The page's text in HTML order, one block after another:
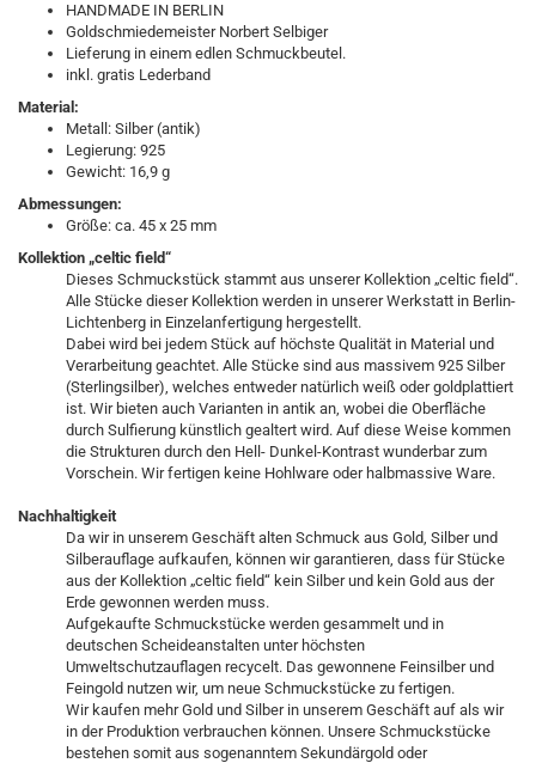
HANDMADE IN BERLIN
Goldschmiedemeister Norbert Selbiger
Lieferung in einem edlen Schmuckbeutel.
inkl. gratis Lederband
Material:
Metall: Silber (antik)
Legierung: 925
Gewicht: 16,9 g
Abmessungen:
Größe: ca. 45 x 25 mm
Kollektion „celtic field“
Dieses Schmuckstück stammt aus unserer Kollektion „celtic field“.
Alle Stücke dieser Kollektion werden in unserer Werkstatt in Berlin-
Lichtenberg in Einzelanfertigung hergestellt.
Dabei wird bei jedem Stück auf höchste Qualität in Material und
Verarbeitung geachtet. Alle Stücke sind aus massivem 925 Silber
(Sterlingsilber), welches entweder natürlich weiß oder goldplattiert
ist. Wir bieten auch Varianten in antik an, wobei die Oberfläche
durch Sulfierung künstlich gealtert wird. Auf diese Weise kommen
die Strukturen durch den Hell- Dunkel-Kontrast wunderbar zum
Vorschein. Wir fertigen keine Hohlware oder halbmassive Ware.
Nachhaltigkeit
Da wir in unserem Geschäft alten Schmuck aus Gold, Silber und
Silberauflage aufkaufen, können wir garantieren, dass für Stücke
aus der Kollektion „celtic field“ kein Silber und kein Gold aus der
Erde gewonnen werden muss.
Aufgekaufte Schmuckstücke werden gesammelt und in
deutschen Scheideanstalten unter höchsten
Umweltschutzauflagen recycelt. Das gewonnene Feinsilber und
Feingold nutzen wir, um neue Schmuckstücke zu fertigen.
Wir kaufen mehr Gold und Silber in unserem Geschäft auf als wir
in der Produktion verbrauchen können. Unsere Schmuckstücke
bestehen somit aus sogenanntem Sekundärgold oder